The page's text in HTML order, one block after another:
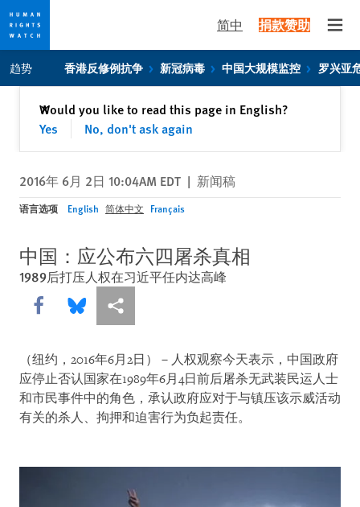
Skip
to
privacy
Skip
to
content
简中 捐款赞助
趋势 香港反修例抗争 新冠病毒 中国大规模监控 罗兴亚
Would you like to read this page in English?
Yes
No, don't ask again
✕关闭
2016年 6月 2日 10:04AM EDT | 新闻稿
语言选项 English 简体中文 Français
中国：应公布六四屠杀真相
1989后打压人权在习近平任内达高峰
Share this via Facebook
Share this via Bluesky
More sharing options
（纽约，2016年6月2日）－人权观察今天表示，中国政府
应停止否认国家在1989年6月4日前后屠杀无武装民运人士
和市民事件中的角色，承认政府应对于与镇压该示威活动
有关的杀人、拘押和迫害行为负起责任。